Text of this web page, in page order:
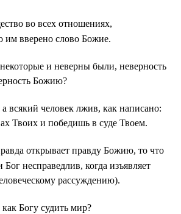
во всех отношениях,
им вверено слово Божие.
и неверны были, неверность
Божию?
всякий человек лжив, как написано:
Твоих и победишь в суде Твоем.
открывает правду Божию, то что
Бог несправедлив, когда изъявляет
рассуждению).
Богу судить мир?